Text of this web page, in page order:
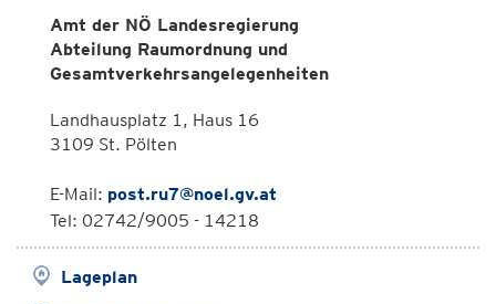
Amt der NÖ Landesregierung
Abteilung Raumordnung und
Gesamtverkehrsangelegenheiten
Landhausplatz 1, Haus 16
3109 St. Pölten
E-Mail: post.ru7@noel.gv.at
Tel: 02742/9005 - 14218
Lageplan